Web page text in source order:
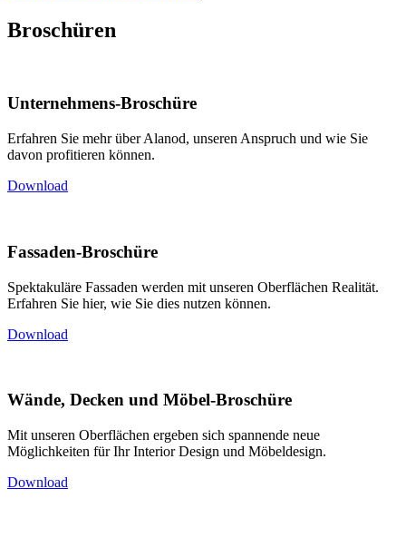
Broschüren
Unternehmens-Broschüre
Erfahren Sie mehr über Alanod, unseren Anspruch und wie Sie
davon profitieren können.
Download
Fassaden-Broschüre
Spektakuläre Fassaden werden mit unseren Oberflächen Realität.
Erfahren Sie hier, wie Sie dies nutzen können.
Download
Wände, Decken und Möbel-Broschüre
Mit unseren Oberflächen ergeben sich spannende neue
Möglichkeiten für Ihr Interior Design und Möbeldesign.
Download